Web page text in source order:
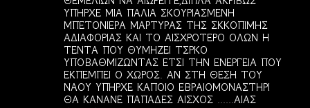
ΥΠΗΡΧΕ ΜΙΑ ΠΑΛΙΑ ΣΚΟΥΡΙΑΣΜΕΝΗ
ΜΠΕΤΟΝΙΕΡΑ ΜΑΡΤΥΡΑΣ ΤΗΣ ΣΚΚΟΠΙΜΗΣ
ΑΔΙΑΦΟΡΙΑΣ ΚΑΙ ΤΟ ΑΙΣΧΡΟΤΕΡΟ ΟΛΩΝ Η
ΤΕΝΤΑ ΠΟΥ ΘΥΜΗΖΕΙ ΤΣΡΚΟ
ΥΠΟΒΑΘΜΙΖΩΝΤΑΣ ΕΤΣΙ ΤΗΝ ΕΝΕΡΓΕΙΑ ΠΟΥ
ΕΚΠΕΜΠΕΙ Ο ΧΩΡΟΣ. ΑΝ ΣΤΗ ΘΕΣΗ ΤΟΥ
ΝΑΟΥ ΥΠΗΡΧΕ ΚΑΠΟΙΟ ΕΒΡΑΙΟΜΟΝΑΣΤΗΡΙ
ΘΑ ΚΑΝΑΝΕ ΠΑΠΑΔΕΣ ΑΙΣΧΟΣ ......ΑΙΑΣ